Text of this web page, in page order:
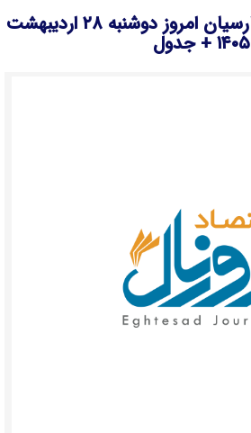
آخرین قیمت سکه پارسیان امروز دوشنبه ۲۸ اردیبهشت
۱۴۰۵ + جدول